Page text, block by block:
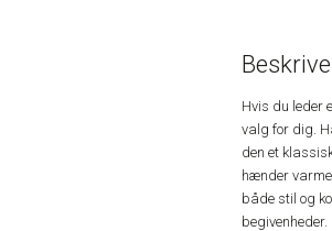
Hvis du leder
valg for dig.
den et
hænder
både stil og
begivenheder.